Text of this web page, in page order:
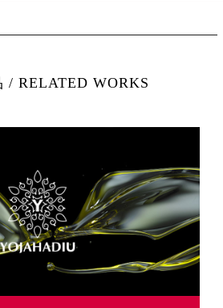
/ RELATED WORKS